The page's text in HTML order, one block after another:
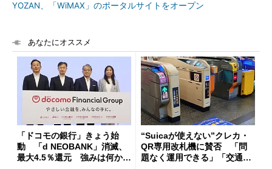
YOZAN、「WiMAX」のポータルサイトをオープン
あなたにオススメ
「ドコモの銀行」きょう始
動 「d NEOBANK」消滅、
最大4.5％還元 強みは何か解
“Suicaが使えない”クレカ・
QR専用改札機に賛否 「問
題なく運用できる」「交通系I